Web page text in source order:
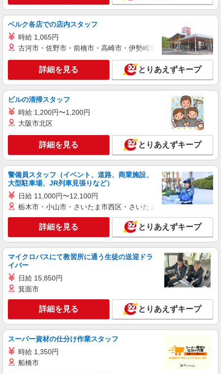
ベルク各店での店内スタッフ
時給 1,065円
古河市・佐野市・前橋市・高崎市・伊勢崎市・太田市・館林市
詳細を見る とりあえずキープ
ビルの清掃スタッフ
時給 1,200円〜1,200円
大阪市北区
詳細を見る とりあえずキープ
警備員スタッフ（イベント、道路、商業施設、
大型駐車場、JR列車見張りなど）
日給 11,000円〜12,100円
栃木市・小山市・さいたま市西区・さいたま市岩槻区・久喜市・
詳細を見る とりあえずキープ
マイクロバスにて教習所に通う生徒の送迎ドラ
イバー
日給 15,850円
箕面市
詳細を見る とりあえずキープ
スーパー資材の仕分け作業スタッフ
時給 1,350円
船橋市